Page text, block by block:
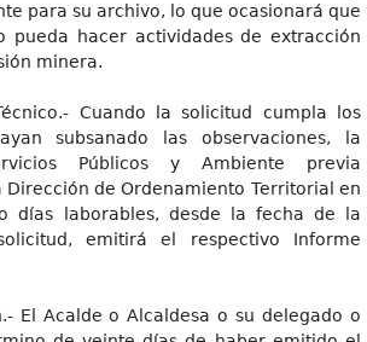
para su archivo, lo que ocasionará que
pueda hacer actividades de extracción
minera.
Cuando la solicitud cumpla los
subsanado las observaciones, la
Públicos y Ambiente previa
de Ordenamiento Territorial en
días laborables, desde la fecha de la
emitirá el respectivo Informe
El Acalde o Alcaldesa o su delegado o